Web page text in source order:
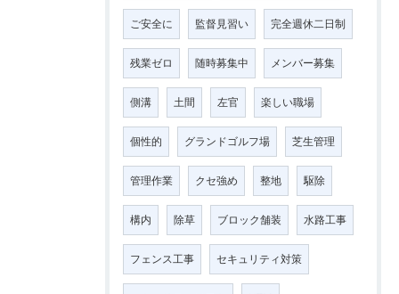
ご安全に 監督見習い 完全週休二日制
残業ゼロ 随時募集中 メンバー募集
側溝 土間 左官 楽しい職場
個性的 グランドゴルフ場 芝生管理
管理作業 クセ強め 整地 駆除
構内 除草 ブロック舗装 水路工事
フェンス工事 セキュリティ対策